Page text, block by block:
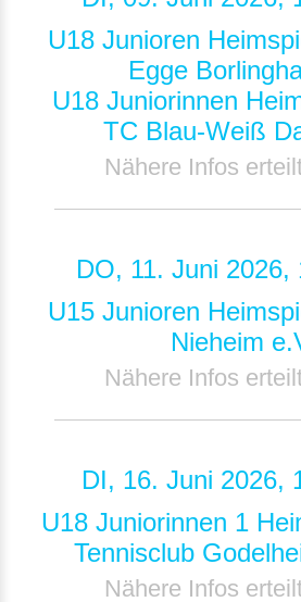
U18 Junioren
Egge
U18 Juniorinnen
TC Blau-Weiß
Nähere Infos
DO, 11. Juni 2026,
U15 Junioren
Nieheim
Nähere Infos
DI, 16. Juni 2026,
U18 Juniorinnen 1
Tennisclub
Nähere Infos